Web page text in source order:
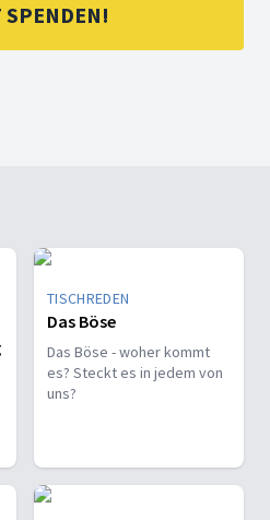
SPENDEN!
TISCHREDEN
Das Böse
Das Böse - woher kommt
es? Steckt es in jedem von
uns?